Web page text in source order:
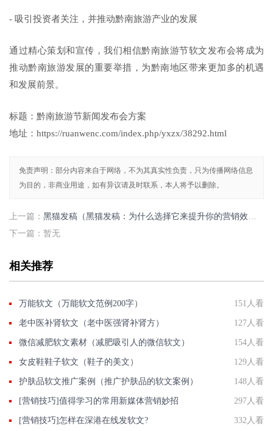
- 吸引投资者关注，并推动黔南旅游产业的发展
通过精心策划和宣传，我们相信黔南旅游节软文发布会将成为
推动黔南旅游发展的重要举措，为黔南地区带来更加多的机遇
和发展前景。
标题：黔南旅游节新闻发布会方案
地址：https://ruanwenc.com/index.php/yxzx/38292.html
免责声明：部分内容来自于网络，不为其真实性负责，只为传播网络信息
为目的，非商业用途，如有异议请及时联系，本人将予以删除。
上一篇： 黑猫发稿（黑猫发稿：为什么选择它来提升你的营销效果？）
下一篇：暂无
相关推荐
万能软文（万能软文范例200字） 151人看
老中医补肾软文（老中医强肾补肾方） 127人看
微信减肥软文素材（减肥吸引人的微信软文） 154人看
女皮鞋鞋子软文（鞋子的美文） 129人看
护肤品软文推广案例（推广护肤品的软文案例） 148人看
[营销技巧]值得学习的常用新媒体营销妙招 297人看
[营销技巧]怎样在深港在线发软文? 332人看